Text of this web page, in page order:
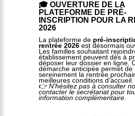
🎓 OUVERTURE DE LA
PLATEFORME DE PRÉ-
INSCRIPTION POUR LA
2026
La plateforme de pré-
rentrée 2026est désormais
Les familles souhaitant
établissement peuvent dès à
déposer leur dossier en ligne.
démarche anticipée permet de
sereinement la rentrée
meilleures conditions d’accueil.
👉 N’hésitez pas à consulter
contacter le secrétariat pour
information complémentaire.